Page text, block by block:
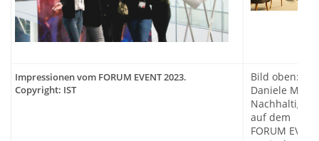
Impressionen vom FORUM EVENT 2023.
Copyright: IST
Bild oben:
Daniele
auf dem
FORUM